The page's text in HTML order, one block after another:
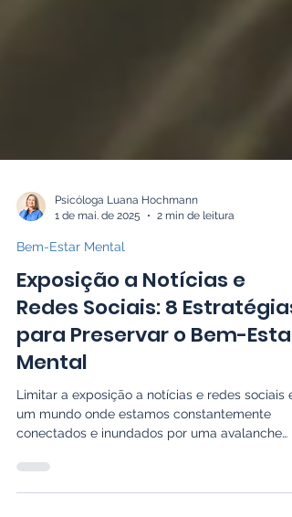
Psicóloga Luana Hochmann
1 de mai. de 2025
Bem-Estar Mental
Exposição a Notícias e
Redes Sociais: 8 Estratégias
para Preservar o Bem-Estar
Mental
Limitar a exposição a notícias e redes sociais
conectados e inundados por uma avalanche
de...